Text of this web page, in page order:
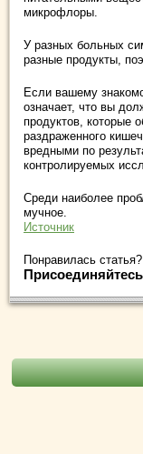
микрофлоры.
У разных больных
разные продукты,
Если вашему
означает, что вы
продуктов, которые
раздраженного
вредными по
контролируемых
Среди наиболее
мучное.
Источник
Понравилась